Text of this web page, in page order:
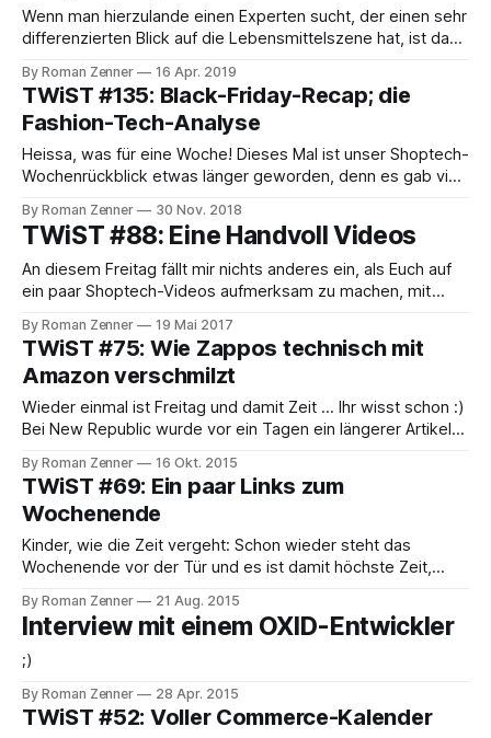
Wenn man hierzulande einen Experten sucht, der einen sehr
differenzierten Blick auf die Lebensmittelszene hat, ist das
Allyouneedfresh war bereits mehrmals zu Gast etwa im
Kassenzone-Podcast (Update Lebensmittel online 2019 mit
Udo. Was kommt von Aldi & Co.?), bringt sich mit
kompetenten Kommentaren
By Roman Zenner 16 Apr. 2019
TWiST #135: Black-Friday-Recap; die
Fashion-Tech-Analyse
Heissa, was für eine Woche! Dieses Mal ist unser Shoptech-
Wochenrückblick etwas länger geworden, denn es gab viel
Verkaufstage von Thanksgiving bis Cybermonday. Wie
erwartet machten sich die Menschen allerorts auf, vor allem
online nach Schnäppchen zu jagen. Zalando
By Roman Zenner 30 Nov. 2018
TWiST #88: Eine Handvoll Videos
An diesem Freitag fällt mir nichts anderes ein, als Euch auf
ein paar Shoptech-Videos aufmerksam zu machen, mit
bestreiten könntet. Das Team des #commercespecial der
code.talks hat auf seinem Channel einige Videos
veröffentlicht, hier zwei Empfehlungen: In leicht veränderter
Besetzung geht
By Roman Zenner 19 Mai 2017
TWiST #75: Wie Zappos technisch mit
Amazon verschmilzt
Wieder einmal ist Freitag und damit Zeit ... Ihr wisst schon :)
Bei New Republic wurde vor ein Tagen ein längerer Artikel
experiment at Zappos to end the office workplace as we
know it). Darin beschreibt der Autor unter anderem das
Projekt "Supercloud&
By Roman Zenner 16 Okt. 2015
TWiST #69: Ein paar Links zum
Wochenende
Kinder, wie die Zeit vergeht: Schon wieder steht das
Wochenende vor der Tür und es ist damit höchste Zeit,
zurückzublicken. Größere Ereignisse sind in dieser Woche
nicht auf meinem Radar aufgetaucht, daher hier in aller
Kürze ein paar Links, die sich seit dem letzten
By Roman Zenner 21 Aug. 2015
Interview mit einem OXID-Entwickler
;)
By Roman Zenner 28 Apr. 2015
TWiST #52: Voller Commerce-Kalender